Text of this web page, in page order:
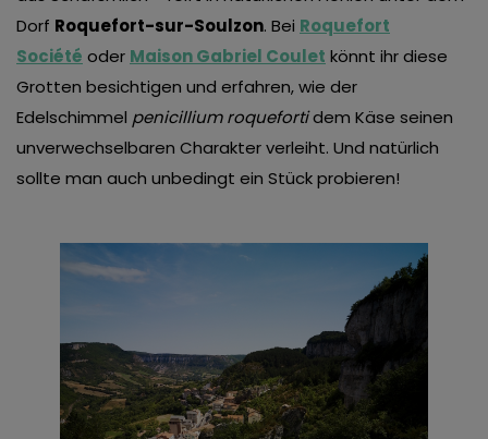
Dorf Roquefort-sur-Soulzon. Bei Roquefort
Société oder Maison Gabriel Coulet könnt ihr diese
Grotten besichtigen und erfahren, wie der
Edelschimmel penicillium roquefortidem Käse seinen
unverwechselbaren Charakter verleiht. Und natürlich
sollte man auch unbedingt ein Stück probieren!